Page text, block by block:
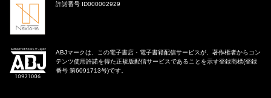
許諾番号 ID000002929
ABJマークは、この電子書店・電子書籍配信サービスが、著作権者からコン
テンツ使用許諾を得た正規版配信サービスであることを示す登録商標(登録
番号 第6091713号)です。